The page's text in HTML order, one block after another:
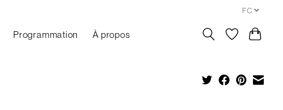
FC
Programmation À propos